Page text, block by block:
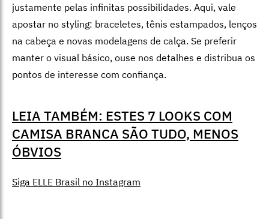
justamente pelas infinitas possibilidades. Aqui, vale
apostar no styling: braceletes, tênis estampados, lenços
na cabeça e novas modelagens de calça. Se preferir
manter o visual básico, ouse nos detalhes e distribua os
pontos de interesse com confiança.
LEIA TAMBÉM: ESTES 7 LOOKS COM
CAMISA BRANCA SÃO TUDO, MENOS
ÓBVIOS
Siga ELLE Brasil no Instagram